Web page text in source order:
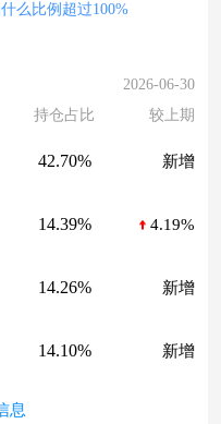
么比例超过100%
2026-06-30
持仓占比 较上期
42.70% 新增
14.39% 4.19%
14.26% 新增
14.10% 新增
息